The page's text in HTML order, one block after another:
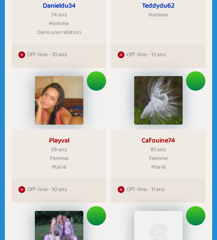
Danieldu34
74 ans
Homme
Dans une relation
Off-line - 10 ans
Teddydu62
Homme
Off-line - 13 ans
Playval
39 ans
Femme
Marié
Off-line - 10 ans
Cafouine74
81 ans
Femme
Marié
Off-line - 11 ans